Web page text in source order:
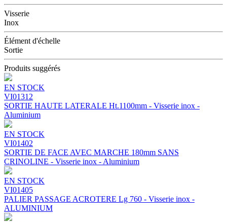
Visserie
Inox
Élément d'échelle
Sortie
Produits suggérés
EN STOCK
VI01312
SORTIE HAUTE LATERALE Ht.1100mm - Visserie inox -
Aluminium
EN STOCK
VI01402
SORTIE DE FACE AVEC MARCHE 180mm SANS
CRINOLINE - Visserie inox - Aluminium
EN STOCK
VI01405
PALIER PASSAGE ACROTERE Lg 760 - Visserie inox -
ALUMINIUM